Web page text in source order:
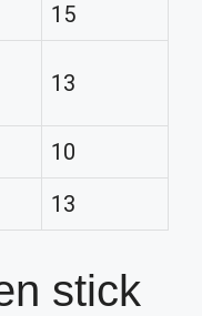
15
13
10
13
stick